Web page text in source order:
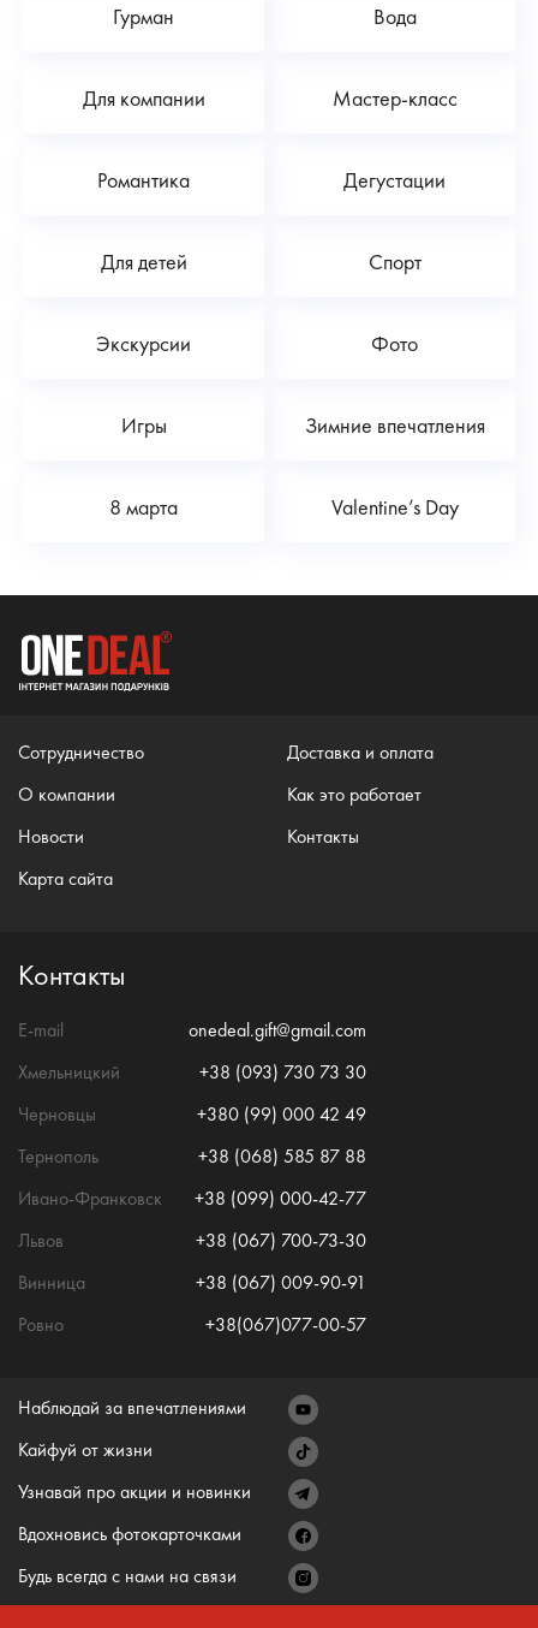
Гурман Вода
Для компании Мастер-класс
Романтика Дегустации
Для детей Спорт
Экскурсии Фото
Игры Зимние впечатления
8 марта Valentine’s Day
Сотрудничество
О компании
Новости
Карта сайта
Доставка и оплата
Как это работает
Контакты
Контакты
E-mail
onedeal.gift@gmail.com
Хмельницкий
+38 (093) 730 73 30
Черновцы
+380 (99) 000 42 49
Тернополь
+38 (068) 585 87 88
Ивано-Франковск
+38 (099) 000-42-77
Львов
+38 (067) 700-73-30
Винница
+38 (067) 009-90-91
Ровно
+38(067)077-00-57
Наблюдай за впечатлениями
Кайфуй от жизни
Узнавай про акции и новинки
Вдохновись фотокарточками
Будь всегда с нами на связи